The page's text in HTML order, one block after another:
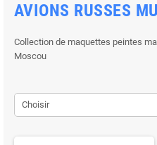
AVIONS RUSSES
Collection de maquettes peintes
Moscou
Choisir